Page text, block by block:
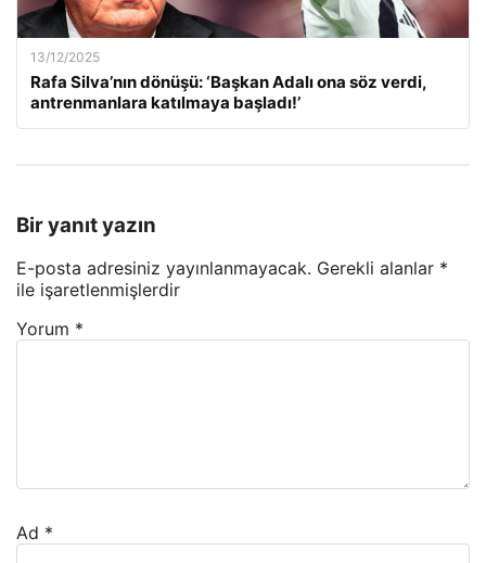
13/12/2025
Rafa Silva’nın dönüşü: ‘Başkan Adalı ona söz verdi,
antrenmanlara katılmaya başladı!’
Bir yanıt yazın
E-posta adresiniz yayınlanmayacak. Gerekli alanlar *
ile işaretlenmişlerdir
Yorum *
Ad *